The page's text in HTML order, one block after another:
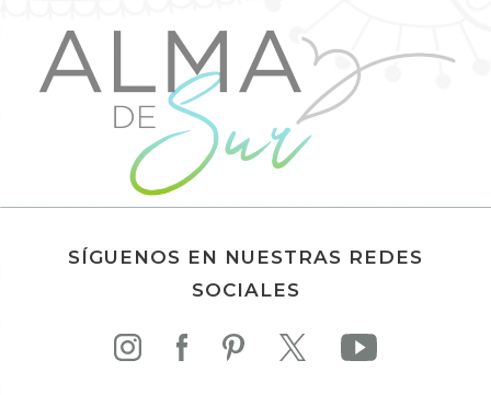
SÍGUENOS EN NUESTRAS REDES
SOCIALES